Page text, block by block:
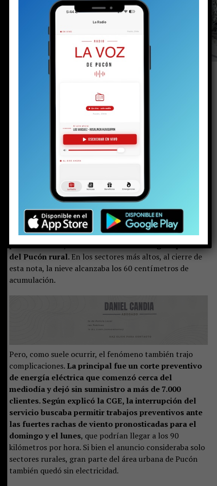
Hasta 60 centímetros de nieve se acumulan en
los sectores altos de la comuna. Para el
domingo y el lunes, el puelche aparece como
la principal amenaza, con ráfagas que podrían
alcanzar los 90 kilómetros por hora.
haciéndote socio de La Voz de Pucón)
El aviso de nevada del pronóstico se cumplió.El
fenómeno climático comenzó la tarde del viernes, se
intensificó durante la madrugada del sábado y, ya
por la mañana, el manto blanco cubría gran parte
del Pucón rural.En los sectores más altos, al cierre de
esta nota, la nieve alcanzaba los 60 centímetros de
acumulación.
Pero, como suele ocurrir, el fenómeno también trajo
complicaciones. La principal fue un corte preventivo
de energía eléctrica que comenzó cerca del
mediodía y dejó sin suministro a más de 7.000
clientes. Según explicó la CGE, la interrupción del
servicio buscaba permitir trabajos preventivos ante
las fuertes rachas de viento pronosticadas para el
domingo y el lunes, que podrían llegar a los 90
kilómetros por hora. Si bien el anuncio consideraba solo
sectores rurales, gran parte del área urbana de Pucón
también quedó sin electricidad.